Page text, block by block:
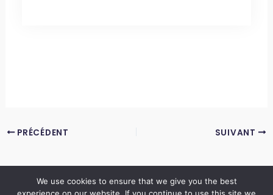
PRÉCÉDENT SUIVANT
We use cookies to ensure that we give you the best